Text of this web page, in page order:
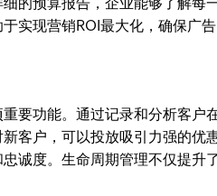
实现营销ROI最大化，确保广告
要功能。通过记录和分析客户
客户，可以投放吸引力强的优
诚度。生命周期管理不仅提升